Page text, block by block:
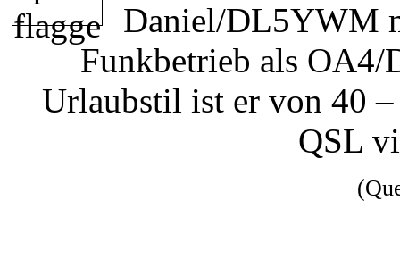
Daniel/DL5YWM
Funkbetrieb als
Urlaubstil ist er von 40
QSL